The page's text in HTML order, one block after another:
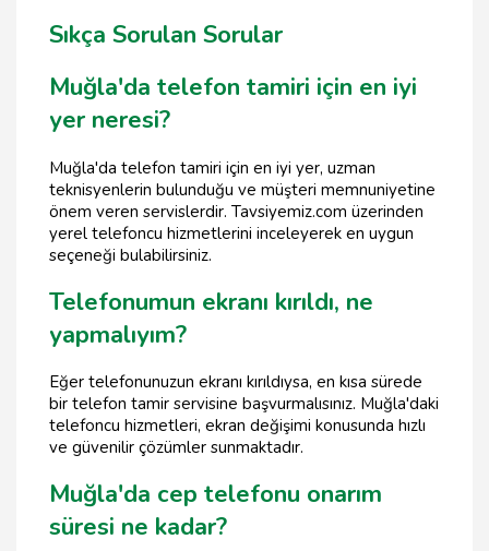
Sıkça Sorulan Sorular
Muğla'da telefon tamiri için en iyi
yer neresi?
Muğla'da telefon tamiri için en iyi yer, uzman
teknisyenlerin bulunduğu ve müşteri memnuniyetine
önem veren servislerdir. Tavsiyemiz.com üzerinden
yerel telefoncu hizmetlerini inceleyerek en uygun
seçeneği bulabilirsiniz.
Telefonumun ekranı kırıldı, ne
yapmalıyım?
Eğer telefonunuzun ekranı kırıldıysa, en kısa sürede
bir telefon tamir servisine başvurmalısınız. Muğla'daki
telefoncu hizmetleri, ekran değişimi konusunda hızlı
ve güvenilir çözümler sunmaktadır.
Muğla'da cep telefonu onarım
süresi ne kadar?